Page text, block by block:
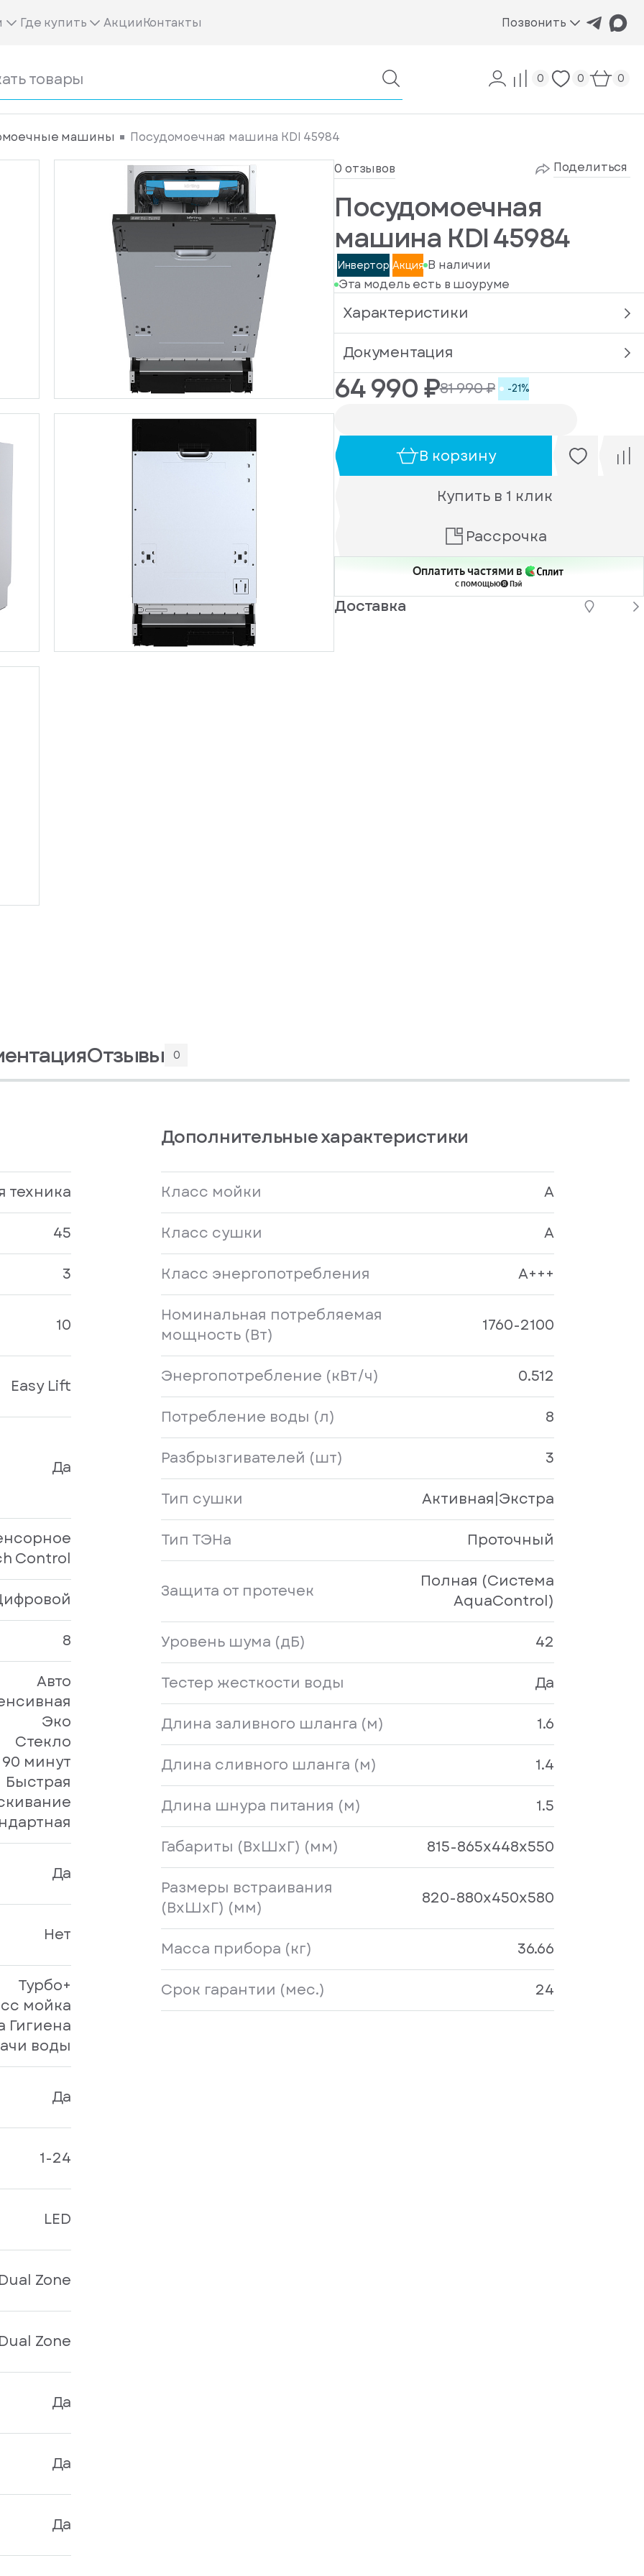
Где купить АкцииКонтакты Позвонить
0 0 0
машины
Посудомоечная машина KDI 45984
0 отзывов
Поделиться
Посудомоечная
машина KDI 45984
Инвертор Акция В наличии
Эта модель есть в шоуруме
Характеристики
Документация
64 990 ₽81 990 ₽ -21%
В корзину
Купить в 1 клик
Рассрочка
Оплатить частями в
с помощью
Доставка
Отзывы 0
техника
45
3
10
Easy Lift
Да
Control
8
Авто
Эко
Стекло
90 минут
Быстрая
Да
Нет
Турбо+
мойка
Гигиена
воды
Да
1-24
LED
Zone
Zone
Да
Да
Да
Дополнительные характеристики
Класс мойки
A
Класс сушки
A
Класс энергопотребления
A+++
Номинальная потребляемая
мощность (Вт)
1760-2100
Энергопотребление (кВт/ч)
0.512
Потребление воды (л)
8
Разбрызгивателей (шт)
3
Тип сушки
Активная|Экстра
Тип ТЭНа
Проточный
Защита от протечек
Полная (Система
AquaControl)
Уровень шума (дБ)
42
Тестер жесткости воды
Да
Длина заливного шланга (м)
1.6
Длина сливного шланга (м)
1.4
Длина шнура питания (м)
1.5
Габариты (ВxШхГ) (мм)
815-865x448х550
Размеры встраивания
(ВxШхГ) (мм)
820-880x450х580
Масса прибора (кг)
36.66
Срок гарантии (мес.)
24